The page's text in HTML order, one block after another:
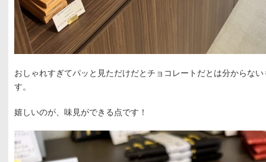
おしゃれすぎてパッと見ただけだとチョコレートだとは分からな
す。
嬉しいのが、味見ができる点です！